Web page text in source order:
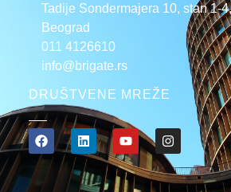
Tadije Sondermajera 10, stan 1-
Beograd
011 4126610
info@brigate.rs
DRUŠTVENE MREŽE